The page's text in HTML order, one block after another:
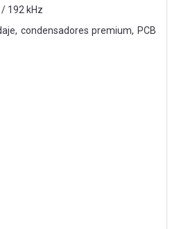
192 kHz
condensadores premium, PCB